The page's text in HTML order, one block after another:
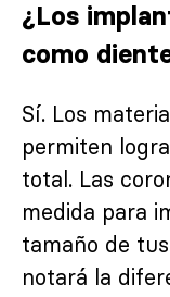
¿Los
como
Sí. Los
permiten
total. Las
medida para
tamaño de
notará la